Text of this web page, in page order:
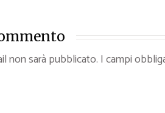
non sarà pubblicato. I campi